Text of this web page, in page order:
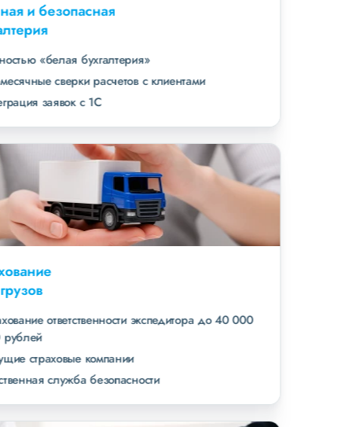
Удобная и безопасная
бухгалтерия
полностью «белая бухгалтерия»
ежемесячные сверки расчетов с клиентами
интеграция заявок с 1С
Страхование
всех грузов
страхование ответственности экспедитора до 40 000
000 рублей
ведущие страховые компании
собственная служба безопасности